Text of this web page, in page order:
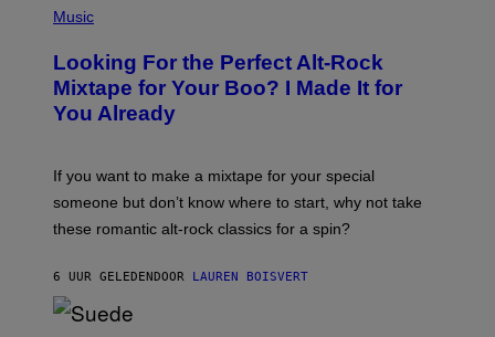
A
.
P
T
O
B
Y
K
H
T
N
/
R
Music
Looking For the Perfect Alt-Rock
Mixtape for Your Boo? I Made It for
You Already
If you want to make a mixtape for your special
someone but don’t know where to start, why not take
these romantic alt-rock classics for a spin?
6 UUR GELEDEN DOOR LAUREN BOISVERT